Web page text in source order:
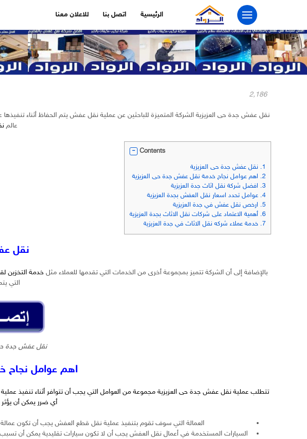
الرئيسية اتصل بنا للاعلان معنا
2٬186
نقل عفش جدة حى العزيزية الشركة المتميزة للباحثين عن عملية نقل عفش يتم الحفاظ أثناء
عالم
Contents
1. نقل عفش جدة حى العزيزية
2. اهم عوامل نجاح خدمة نقل عفش جدة حى العزيزية
3. افضل شركة نقل اثاث جدة العزيزية
4. عوامل تحدد اسعار نقل العفش بجدة العزيزية
5. ارخص نقل عفش في جدة العزيزية
6. أهمية الاعتماد على شركات نقل الاثاث بجدة العزيزية
7. خدمة عملاء شركه نقل الاثاث في جدة العزيزية
نقل
بالإضافة إلى أن الشركة تتميز بمجموعة أخرى من الخدمات التي تقدمها للعملاء مثل خدمة التخزين
التي
نقل عفش جدة حى
اهم عوامل نجاح
تتطلب عمليةنقل عفش جدة حى العزيزية مجموعة من العوامل التي يجب أن تتوافر أثناء تنفيذ
أي ضرر يمكن أن
العمالة التي سوف تقوم بتنفيذ عملية نقل قطع العفش يجب أن تكون عمالة
السيارات المستخدمة في أعمال نقل العفش يجب أن لا تكون سيارات تقليدية يمكن أن